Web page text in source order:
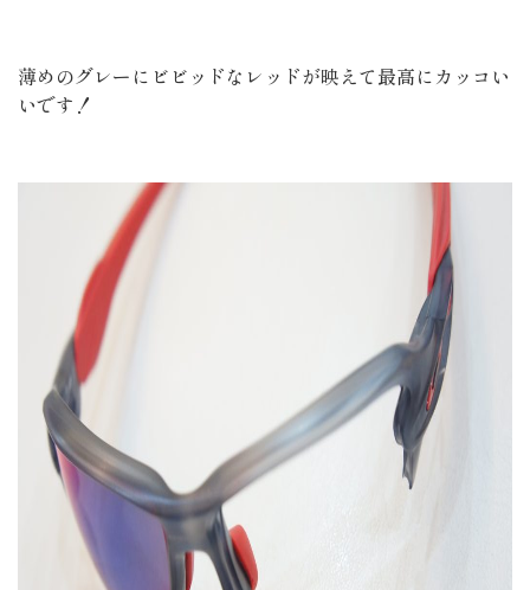
薄めのグレーにビビッドなレッドが映えて最高にカッコい
いです！